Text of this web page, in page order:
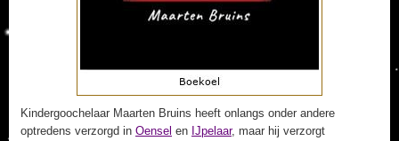
Kindergoochelaar Maarten Bruins heeft onlangs onder andere
optredens verzorgd in Oensel en IJpelaar, maar hij verzorgt